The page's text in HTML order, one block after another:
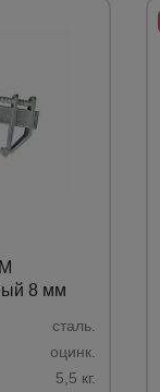
8 мм
сталь.
оцинк.
5,5 кг.